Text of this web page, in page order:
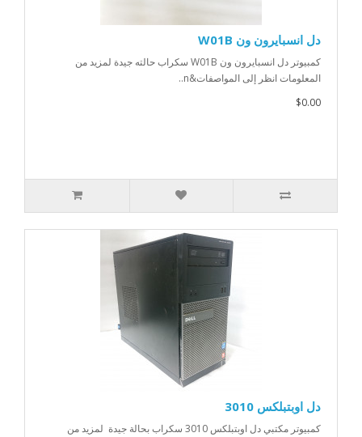
دل انسبايرون ون W01B
كمبيوتر دل انسبايرون ون W01B سكراب حالته جيدة لمزيد من
المعلومات انظر إلى المواصفات&n..
$0.00
دل اوبتبلكس 3010
كمبيوتر مكتبي دل اوبتبلكس 3010 سكراب بحالة جيدة لمزيد من